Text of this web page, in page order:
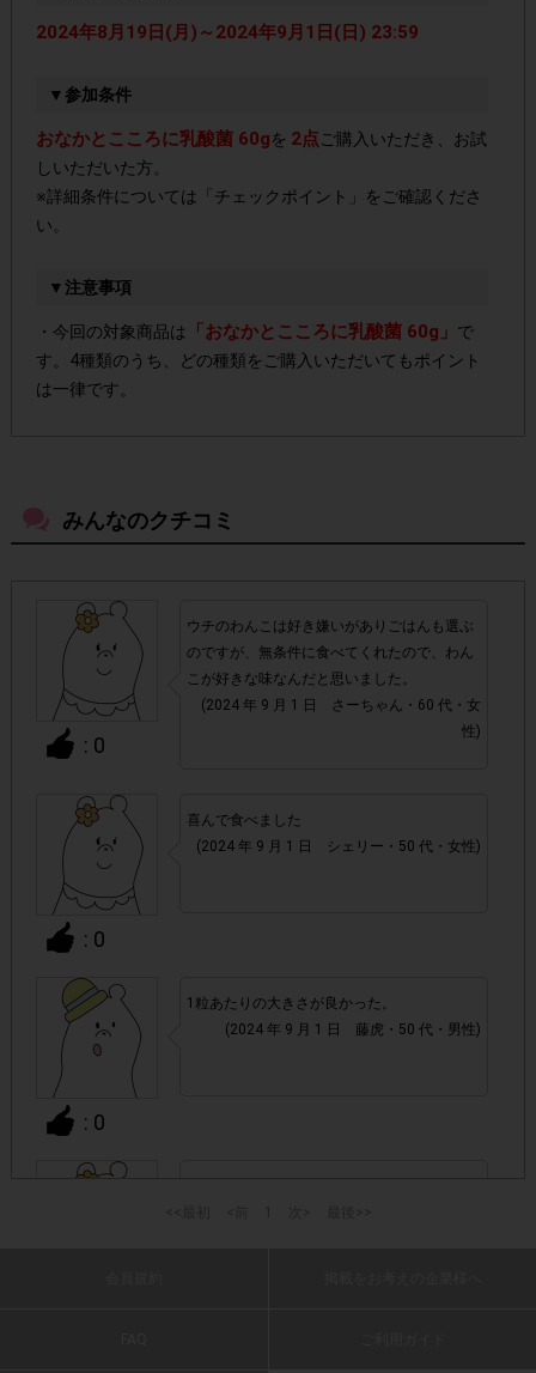
2024年8月19日(月)～2024年9月1日(日) 23:59
▼参加条件
おなかとこころに乳酸菌 60gを 2点ご購入いただき、お試
しいただいた方。
※詳細条件については「チェックポイント」をご確認くださ
い。
▼注意事項
・今回の対象商品は 「おなかとこころに乳酸菌 60g」 で
す。4種類のうち、どの種類をご購入いただいてもポイント
は一律です。
・店舗によって取扱いのない場合があります。予めご了承く
・参加(申し込み)を回答前にしていただければ、募集人数が
上限に達しても、掲載期間内のアンケート回答が可能です。
・悪質な投稿があった場合、
させていた
だくこともあります。
・スマートフォン、携帯電話、タブレットPCにつきまし
て、機種によってはアンケートに回答できない場合がござい
ます。
▼ポイント付与対象外
チェックポイントの条件を満たしていない場合
・ECサイトやネットスーパーでのご購入
・1つのアンケートにつき、お1人様あたり複数回の参加が
株式会社エクスクリエが運営する、レシートを活用したサ
みんなのクチコミ
: 0
ウチのわんこは好き嫌いがありごはんも選ぶ
のですが、無条件に食べてくれたので、わん
こが好きな味なんだと思いました。
(2024 年 9 月 1 日 さーちゃん・60 代・女
性)
: 0
喜んで食べました
(2024 年 9 月 1 日 シェリー・50 代・女性)
: 0
1粒あたりの大きさが良かった。
(2024 年 9 月 1 日 藤虎・50 代・男性)